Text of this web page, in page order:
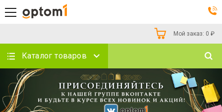
Мой заказ: 0 ₽
Каталог товаров